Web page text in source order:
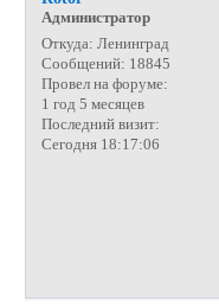
Администратор
Откуда: Ленинград
Сообщений: 18845
Провел на форуме:
1 год 5 месяцев
Последний визит:
Сегодня 18:17:06